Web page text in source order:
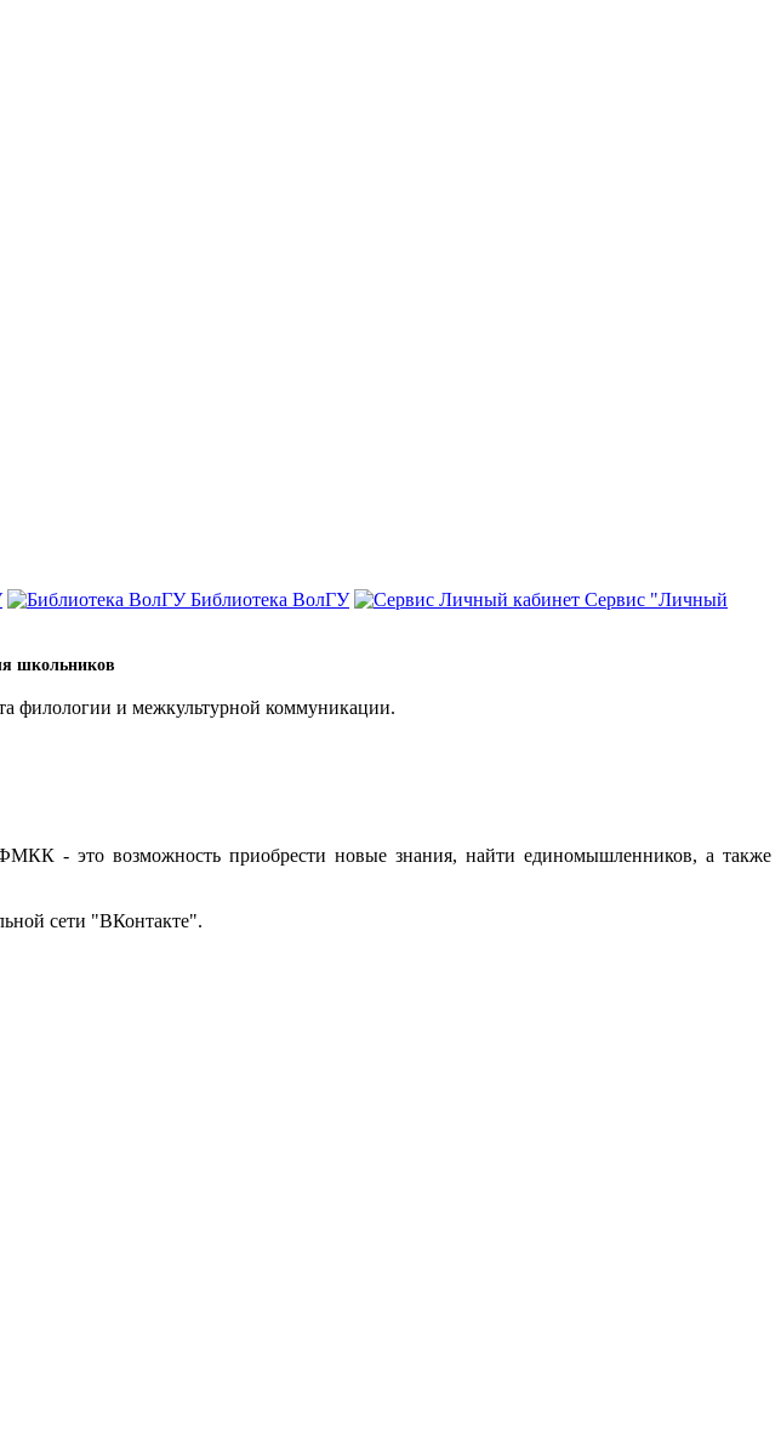
Библиотека ВолГУ
Сервис "Личный
школьников
филологии и межкультурной коммуникации.
- это возможность приобрести новые знания, найти единомышленников, а также
сети "ВКонтакте".